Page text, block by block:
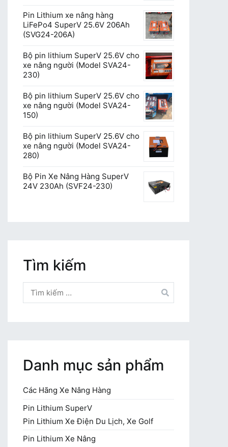
Pin Lithium xe nâng hàng
LiFePo4 SuperV 25.6V 206Ah
(SVG24-206A)
Bộ pin lithium SuperV 25.6V cho
xe nâng người (Model SVA24-
230)
Bộ pin lithium SuperV 25.6V cho
xe nâng người (Model SVA24-
150)
Bộ pin lithium SuperV 25.6V cho
xe nâng người (Model SVA24-
280)
Bộ Pin Xe Nâng Hàng SuperV
24V 230Ah (SVF24-230)
Tìm kiếm
kiếm
cho:
Danh mục sản phẩm
Các Hãng Xe Nâng Hàng
Pin Lithium SuperV
Pin Lithium Xe Điện Du Lịch, Xe Golf
Pin Lithium Xe Nâng